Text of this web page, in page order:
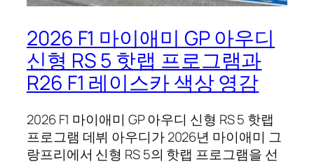
2026 F1 마이애미 GP 아우디
신형 RS 5 핫랩 프로그램과
R26 F1 레이스카 색상 영감
2026 F1 마이애미 GP 아우디 신형 RS 5 핫랩
프로그램 데뷔 아우디가 2026년 마이애미 그
랑프리에서 신형 RS 5의 핫랩 프로그램을 선